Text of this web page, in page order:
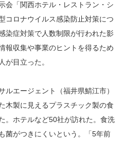
会「関西ホテル・レストラン・シ
コロナウイルス感染防止対策につ
染症対策で人数制限が行われた影
報収集や事業のヒントを得るため
が目立った。
エージェント（福井県鯖江市）
木製に見えるプラスチック製の食
。ホテルなど50社が訪れた。食洗
菌がつきにくいという。「5年前